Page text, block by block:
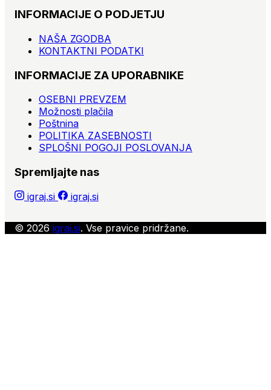
INFORMACIJE O PODJETJU
NAŠA ZGODBA
KONTAKTNI PODATKI
INFORMACIJE ZA UPORABNIKE
OSEBNI PREVZEM
Možnosti plačila
Poštnina
POLITIKA ZASEBNOSTI
SPLOŠNI POGOJI POSLOVANJA
Spremljajte nas
igraj.si igraj.si
© 2026 igraj.si. Vse pravice pridržane.